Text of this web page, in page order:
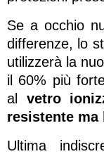
Se a occhio
differenze, lo
utilizzerà la
il 60% più
al vetro
resistente ma
Ultima